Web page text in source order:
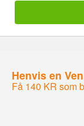
Henvis en Ven
Få 140 KR som